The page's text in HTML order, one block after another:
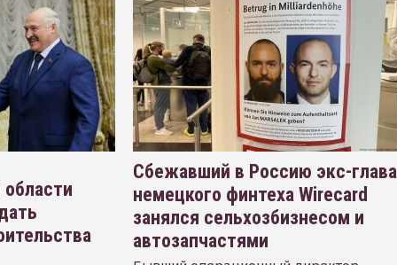
Сбежавший в Россию экс-глава
немецкого финтеха Wirecard
занялся сельхозбизнесом и
автозапчастями